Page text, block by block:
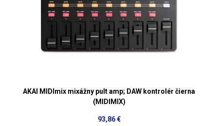
AKAI MIDImix mixážny pult amp; DAW kontrolér čierna
(MIDIMIX)
93,86 €